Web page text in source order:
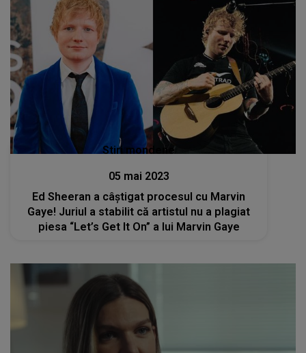
Stiri mondene
05 mai 2023
Ed Sheeran a câștigat procesul cu Marvin
Gaye! Juriul a stabilit că artistul nu a plagiat
piesa “Let’s Get It On” a lui Marvin Gaye